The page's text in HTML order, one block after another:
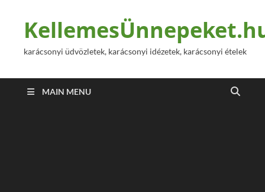
karácsonyi üdvözletek, karácsonyi idézetek, karácsonyi ételek
MAIN MENU